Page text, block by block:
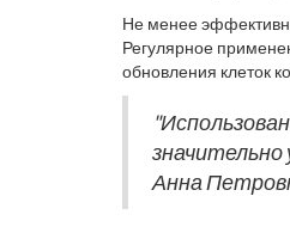
антибактериальным
богато терпенами,
Не менее
Регулярное
обновления клеток
вещества.
Анна